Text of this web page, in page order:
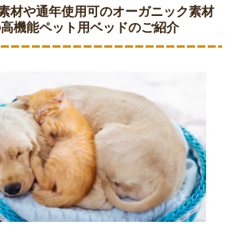
材や通年使用可のオーガニック素材
機能ペット用ベッドのご紹介